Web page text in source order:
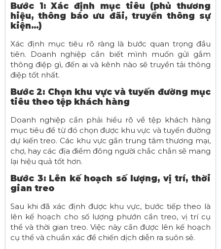
Bước 1: Xác định mục tiêu (phủ thương
hiệu, thông báo ưu đãi, truyền thông sự
kiện…)
Xác định mục tiêu rõ ràng là bước quan trọng đầu
tiên. Doanh nghiệp cần biết mình muốn gửi gắm
thông điệp gì, đến ai và kênh nào sẽ truyền tải thông
điệp tốt nhất.
Bước 2: Chọn khu vực và tuyến đường mục
tiêu theo tệp khách hàng
Doanh nghiệp cần phải hiểu rõ về tệp khách hàng
mục tiêu để từ đó chọn được khu vực và tuyến đường
dự kiến treo. Các khu vực gần trung tâm thương mại,
chợ, hay các địa điểm đông người chắc chắn sẽ mang
lại hiệu quả tốt hơn.
Bước 3: Lên kế hoạch số lượng, vị trí, thời
gian treo
Sau khi đã xác định được khu vực, bước tiếp theo là
lên kế hoạch cho số lượng phướn cần treo, vị trí cụ
thể và thời gian treo. Việc này cần được lên kế hoạch
cụ thể và chuẩn xác để chiến dịch diễn ra suôn sẻ.